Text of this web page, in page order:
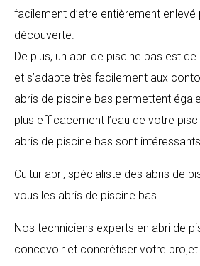
facilement d’etre entièrement
découverte.
De plus, un abri de piscine bas est
et s’adapte très facilement aux
abris de piscine bas permettent
plus efficacement l’eau de votre
abris de piscine bas sont
Cultur abri, spécialiste des abris de
vous les abris de piscine bas.
Nos techniciens experts en abri de
concevoir et concrétiser votre projet